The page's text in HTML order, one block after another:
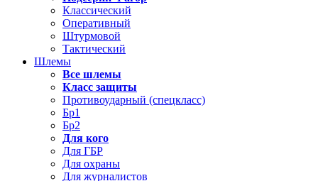
Классический
Оперативный
Штурмовой
Тактический
Шлемы
Все шлемы
Класс защиты
Противоударный (спецкласс)
Бр1
Бр2
Для кого
Для ГБР
Для охраны
Для журналистов